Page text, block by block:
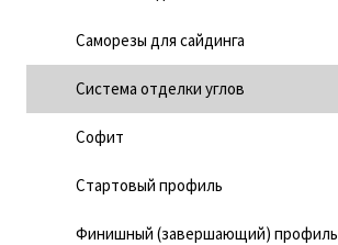
Саморезы для сайдинга
Система отделки углов
Софит
Стартовый профиль
Финишный (завершающий) профиль